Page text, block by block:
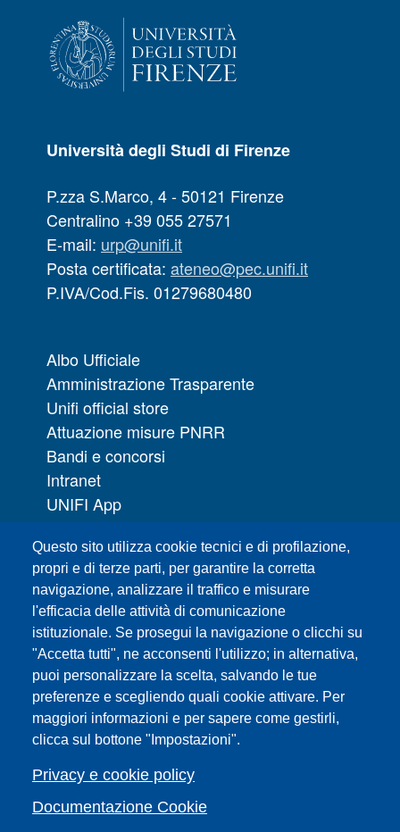
Questo sito utilizza cookie tecnici e di profilazione,
propri e di terze parti, per garantire la corretta
navigazione, analizzare il traffico e misurare
l'efficacia delle attività di comunicazione
istituzionale. Se prosegui la navigazione o clicchi su
"Accetta tutti", ne acconsenti l'utilizzo; in alternativa,
puoi personalizzare la scelta, salvando le tue
preferenze e scegliendo quali cookie attivare. Per
maggiori informazioni e per sapere come gestirli,
clicca sul bottone "Impostazioni".
Privacy e cookie policy
Documentazione Cookie
Università degli Studi di Firenze
P.zza S.Marco, 4 - 50121 Firenze
Centralino +39 055 27571
E-mail: urp@unifi.it
Posta certificata: ateneo@pec.unifi.it
P.IVA/Cod.Fis. 01279680480
Albo Ufficiale
Amministrazione Trasparente
Unifi official store
Attuazione misure PNRR
Bandi e concorsi
Intranet
UNIFI App
URP | Ufficio Relazioni con il Pubblico
Sedi
Mappa del sito
Webmaster e redazione web
Elenco dei siti tematici
Accessibilità
Feed RSS
Note legali del sito
Privacy policy
Cambia idea sui cookie